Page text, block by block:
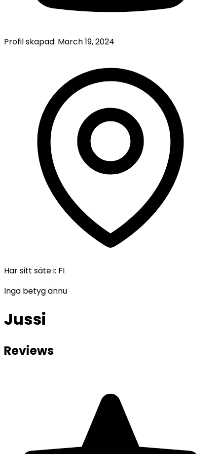
Profil skapad: March 19, 2024
Har sitt säte i: FI
Inga betyg ännu
Jussi
Reviews